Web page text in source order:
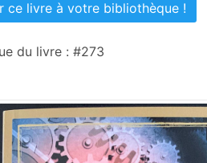
ce livre à votre bibliothèque !
du livre : #273